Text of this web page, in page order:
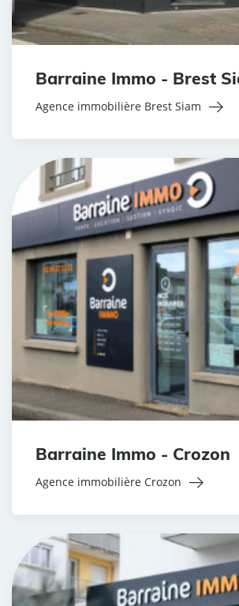
Barraine Immo - Brest
Agence immobilière Brest Siam
Barraine Immo - Crozon
Agence immobilière Crozon